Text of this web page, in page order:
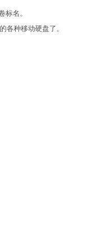
标名。
各种移动硬盘了。